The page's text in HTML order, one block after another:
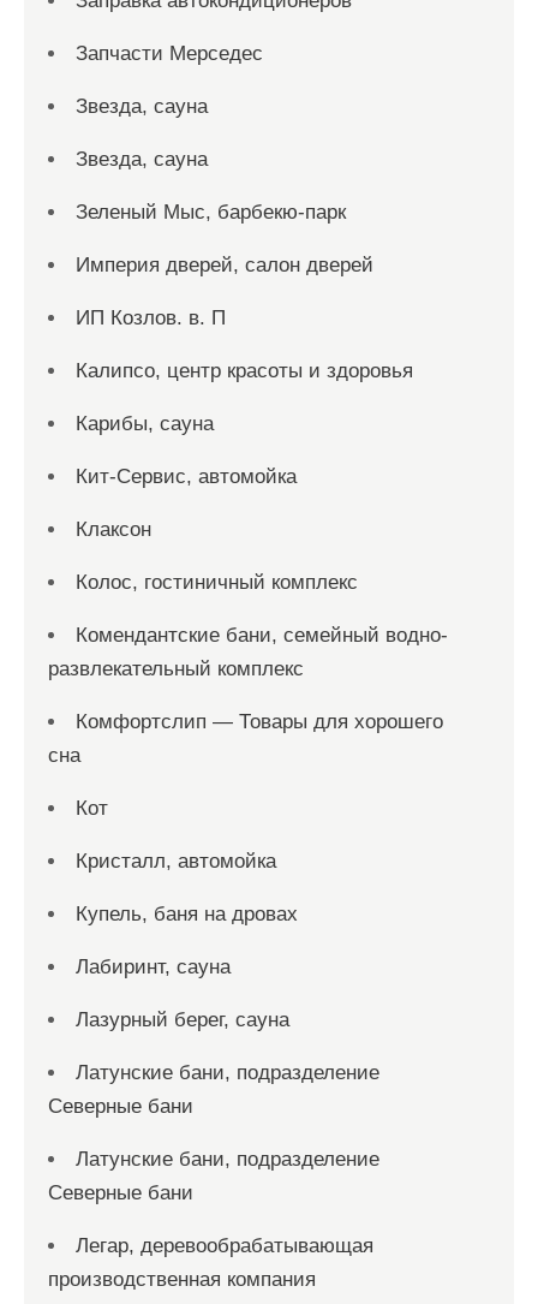
Запчасти Мерседес
Звезда, сауна
Звезда, сауна
Зеленый Мыс, барбекю-парк
Империя дверей, салон дверей
ИП Козлов. в. П
Калипсо, центр красоты и здоровья
Карибы, сауна
Кит-Сервис, автомойка
Клаксон
Колос, гостиничный комплекс
Комендантские бани, семейный водно-
развлекательный комплекс
Комфортслип — Товары для хорошего
сна
Кот
Кристалл, автомойка
Купель, баня на дровах
Лабиринт, сауна
Лазурный берег, сауна
Латунские бани, подразделение
Северные бани
Латунские бани, подразделение
Северные бани
Легар, деревообрабатывающая
производственная компания